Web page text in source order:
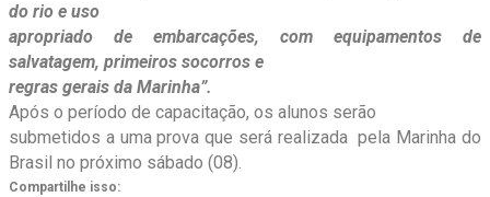
do rio e uso
apropriado de embarcações, com equipamentos de
salvatagem, primeiros socorros e
regras gerais da Marinha”.
Após o período de capacitação, os alunos serão
submetidos a uma prova que será realizada pela Marinha do
Brasil no próximo sábado (08).
Compartilhe isso: